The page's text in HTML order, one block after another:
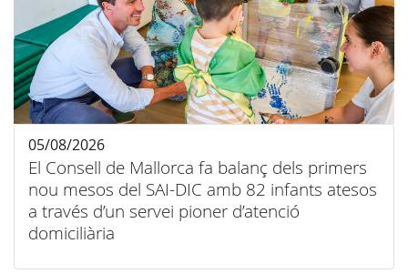
El Consell de Mallorca fa balanç dels primers
nou mesos del SAI-DIC amb 82 infants atesos
a través d’un servei pioner d’atenció
domiciliària
05/08/2026